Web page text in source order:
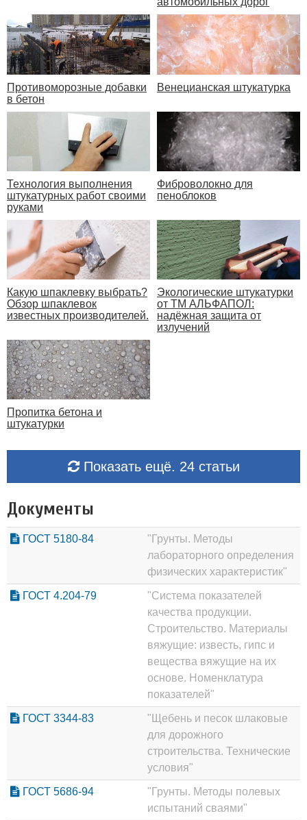
Противоморозные добавки
в бетон
Венецианская штукатурка
Технология выполнения
штукатурных работ своими
руками
Фиброволокно для
пеноблоков
Какую шпаклевку выбрать?
Обзор шпаклевок
известных производителей.
Экологические штукатурки
от ТМ АЛЬФАПОЛ:
надёжная защита от
излучений
Пропитка бетона и
штукатурки
Показать ещё. 24 статьи
Документы
ГОСТ 5180-84
"Грунты. Методы
лабораторного определения
физических характеристик"
ГОСТ 4.204-79
"Система показателей
качества продукции.
Строительство. Материалы
вяжущие: известь, гипс и
вещества вяжущие на их
основе. Номенклатура
показателей"
ГОСТ 3344-83
"Щебень и песок шлаковые
для дорожного
строительства. Технические
условия"
ГОСТ 5686-94
"Грунты. Методы полевых
испытаний сваями"